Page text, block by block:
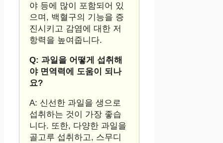
야 등에 많이 포함되어 있
으며, 백혈구의 기능을 증
진시키고 감염에 대한 저
항력을 높여줍니다.
Q: 과일을 어떻게 섭취해
야 면역력에 도움이 되나
요?
A: 신선한 과일을 생으로
섭취하는 것이 가장 좋습
니다. 또한, 다양한 과일을
골고루 섭취하고, 스무디